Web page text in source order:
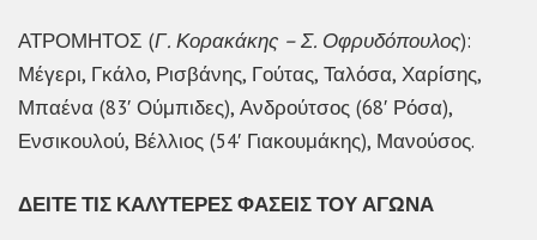
ΑΤΡΟΜΗΤΟΣ (Γ. Κορακάκης – Σ. Οφρυδόπουλος):
Μέγερι, Γκάλο, Ρισβάνης, Γούτας, Ταλόσα, Χαρίσης,
Μπαένα (83′ Ούμπιδες), Ανδρούτσος (68′ Ρόσα),
Ενσικουλού, Βέλλιος (54′ Γιακουμάκης), Μανούσος.
ΔΕΙΤΕ ΤΙΣ ΚΑΛΥΤΕΡΕΣ ΦΑΣΕΙΣ ΤΟΥ ΑΓΩΝΑ